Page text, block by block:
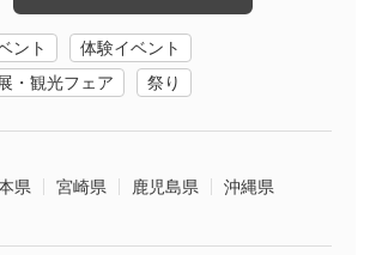
ント
体験イベント
・観光フェア
祭り
県 宮崎県 鹿児島県
沖縄県